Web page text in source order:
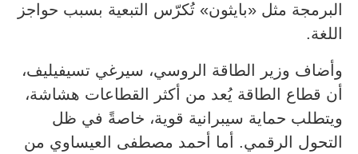
البرمجة مثل «بايثون» تُكرّس التبعية بسبب حواجز
اللغة.
وأضاف وزير الطاقة الروسي، سيرغي تسيفيليف،
أن قطاع الطاقة يُعد من أكثر القطاعات هشاشة،
ويتطلب حماية سيبرانية قوية، خاصةً في ظل
التحول الرقمي. أما أحمد مصطفى العيساوي من